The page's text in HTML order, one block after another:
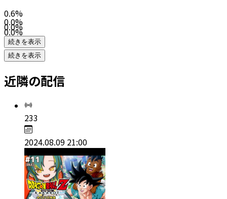
0.6%
0.0%
0.0%
0.0%
続きを表示
続きを表示
近隣の配信
233
2024.08.09 21:00